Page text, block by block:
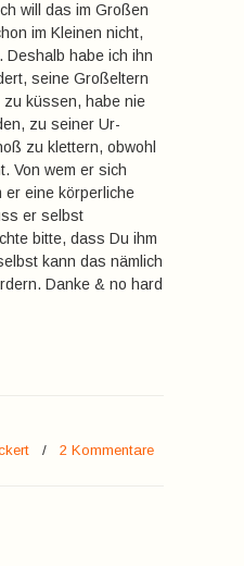
will das im Großen
im Kleinen nicht,
Deshalb habe ich ihn
seine Großeltern
zu küssen, habe nie
zu seiner Ur-
zu klettern, obwohl
Von wem er sich
eine körperliche
er selbst
bitte, dass Du ihm
kann das nämlich
Danke & no hard
/ 2 Kommentare